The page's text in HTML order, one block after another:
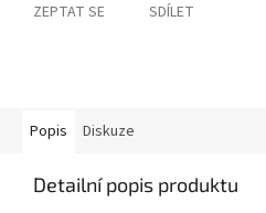
ZEPTAT SE SDÍLET
Popis Diskuze
Detailní popis produktu